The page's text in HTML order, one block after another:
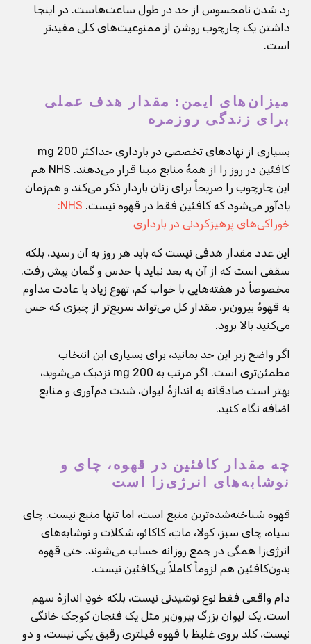
رد شدن نامحسوس از حد در طول ساعت‌هاست. در اینجا
داشتن یک چارچوب روشن از ممنوعیت‌های کلی مفیدتر
است.
میزان‌های ایمن: مقدار هدف عملی
برای زندگی روزمره
بسیاری از نهادهای تخصصی در بارداری حداکثر 200 mg
کافئین در روز را از همهٔ منابع مبنا قرار می‌دهند. NHS هم
این چارچوب را صریحاً برای زنان باردار ذکر می‌کند و هم‌زمان
یادآور می‌شود که کافئین فقط در قهوه نیست.
NHS:
خوراکی‌های پرهیزکردنی در بارداری
این عدد مقدار هدفی نیست که باید هر روز به آن رسید، بلکه
سقفی است که از آن به بعد نباید با حدس و گمان پیش رفت.
مخصوصاً در هفته‌هایی با خواب کم، تهوع زیاد یا عادت مداوم
به قهوهٔ بیرون‌بر، مقدار کل می‌تواند سریع‌تر از چیزی که حس
می‌کنید بالا برود.
اگر واضح زیر این حد بمانید، برای بسیاری این انتخاب
مطمئن‌تری است. اگر مرتب به 200 mg نزدیک می‌شوید،
بهتر است صادقانه به اندازهٔ لیوان، شدت دم‌آوری و منابع
اضافه نگاه کنید.
چه مقدار کافئین در قهوه، چای و
نوشابه‌های انرژی‌زا است
قهوه شناخته‌شده‌ترین منبع است، اما تنها منبع نیست. چای
سیاه، چای سبز، کولا، ماتِ، کاکائو، شکلات و نوشابه‌های
انرژی‌زا همگی در جمع روزانه حساب می‌شوند. حتی قهوه
بدون‌کافئین هم لزوماً کاملاً بی‌کافئین نیست.
دام واقعی فقط نوع نوشیدنی نیست، بلکه خودِ اندازهٔ سهم
است. یک لیوان بزرگ بیرون‌بر مثل یک فنجان کوچک خانگی
نیست، کلد بروی غلیظ با قهوه فیلتری رقیق یکی نیست، و دو